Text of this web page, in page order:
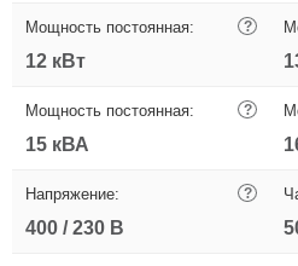
Мощность постоянная: ?
12 кВт
Мощность постоянная: ?
15 кВА
Напряжение: ?
400 / 230 В